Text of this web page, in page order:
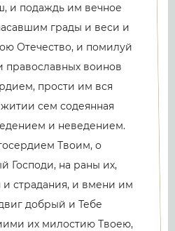
и подаждь им вечное
грады и веси и
Отечество, и помилуй
православных воинов
прости им вся
сем содеянная
и неведением.
Твоим, о
Господи, на раны их,
и страдания, и вмени им
добрый и Тебе
их милостию Твоею,